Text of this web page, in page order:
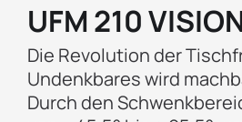
UFM 210
Die Revolution der
Undenkbares wird
Durch den